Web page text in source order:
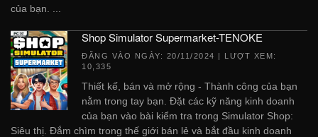
của bạn. ...
Shop Simulator Supermarket-TENOKE
ĐĂNG VÀO NGÀY: 20/11/2024 | LƯỢT XEM:
10,335
Thiết kế, bán và mở rộng - Thành công của bạn
nằm trong tay bạn. Đặt các kỹ năng kinh doanh
của bạn vào bài kiểm tra trong Simulator Shop:
Siêu thị. Đắm chìm trong thế giới bán lẻ và bắt đầu kinh doanh